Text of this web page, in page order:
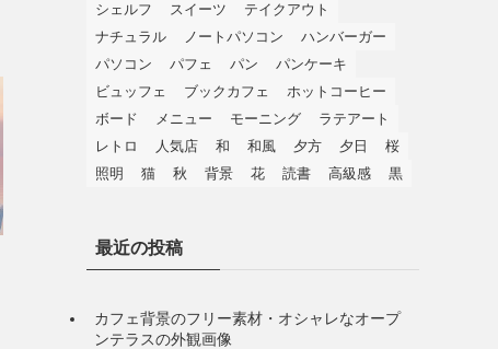
シェルフ
スイーツ
テイクアウト
ナチュラル
ノートパソコン
ハンバーガー
パソコン
パフェ パン
パンケーキ
ビュッフェ
ブックカフェ
ホットコーヒー
ボード
メニュー モーニング
ラテアート
レトロ
人気店 和 和風 夕方 夕日
桜
照明
猫 秋 背景 花 読書 高級感 黒
最近の投稿
カフェ背景のフリー素材・オシャレなオープ
ンテラスの外観画像